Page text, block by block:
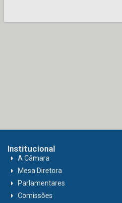
Institucional
A Câmara
Mesa Diretora
Parlamentares
Comissões